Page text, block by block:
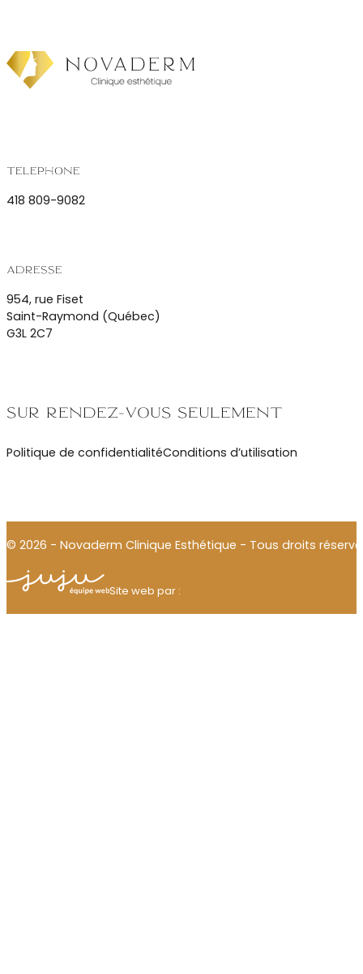
Sur rendez-vous seulement
Politique de confidentialitéConditions d’utilisation
Téléphone
418 809-9082
Adresse
954, rue Fiset
Saint-Raymond (Québec)
G3L 2C7
© 2026 - Novaderm Clinique Esthétique - Tous droits
Site web par :